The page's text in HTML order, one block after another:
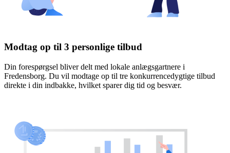
Modtag op til 3 personlige tilbud
Din forespørgsel bliver delt med lokale anlægsgartnere i
Fredensborg. Du vil modtage op til tre konkurrencedygtige tilbud
direkte i din indbakke, hvilket sparer dig tid og besvær.